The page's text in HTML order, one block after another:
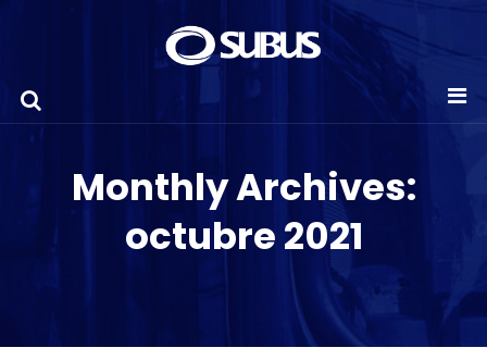
Monthly Archives:
octubre 2021